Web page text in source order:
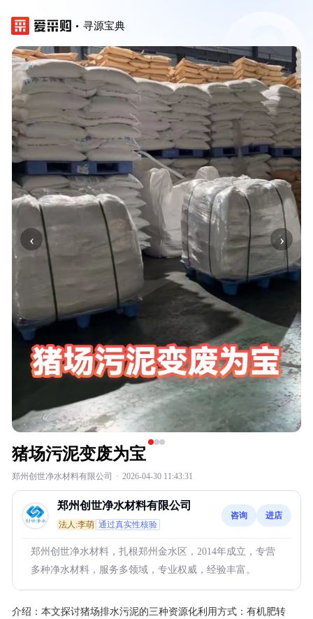
寻源宝典
‹ ›
猪场污泥变废为宝
郑州创世净水材料有限公司 · 2026-04-30 11:43:31
郑州创世净水材料有限公司
法人:李萌 通过真实性核验
咨询 进店
郑州创世净水材料，扎根郑州金水区，2014年成立，专营
多种净水材料，服务多领域，专业权威，经验丰富。
介绍： 本文探讨猪场排水污泥的三种资源化利用方式：有机肥转